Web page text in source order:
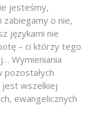
jesteśmy,
zabiegamy o nie,
językami nie
– ci którzy tego
Wymieniania
pozostałych
jest wszelkiej
ewangelicznych